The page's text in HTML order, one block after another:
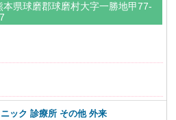
本県球磨郡球磨村大字一勝地甲77-
ック 診療所 その他 外来